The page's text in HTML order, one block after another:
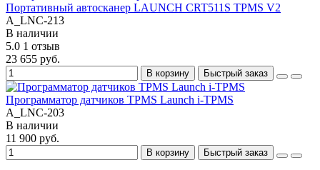
Портативный автосканер LAUNCH CRT511S TPMS V2
A_LNC-213
В наличии
5.0 1 отзыв
23 655 руб.
В корзину Быстрый заказ
Программатор датчиков TPMS Launch i-TPMS
A_LNC-203
В наличии
11 900 руб.
В корзину Быстрый заказ